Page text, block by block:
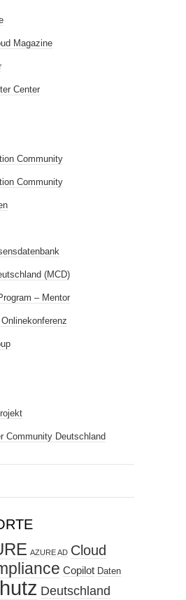
Magazine
Center
Community
Community
(MCD)
– Mentor
Community Deutschland
AZURE AD Cloud
Copilot Daten
Deutschland